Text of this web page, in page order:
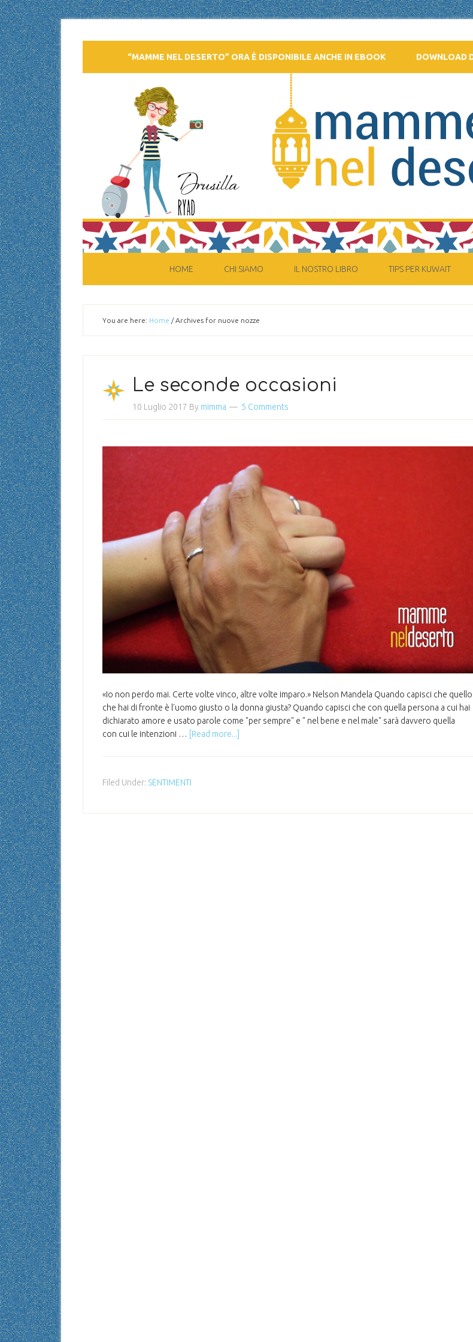
“MAMME NEL DESERTO” ORA È DISPONIBILE ANCHE IN EBOOK DOWNLOAD
HOME CHI SIAMO IL NOSTRO LIBRO TIPS PER KUWAIT
You are here: Home /Archives for nuove nozze
Le seconde occasioni
10 Luglio 2017 By mimma 5 Comments
«Io non perdo mai. Certe volte vinco, altre volte imparo.» Nelson Mandela Quando capisci che quello
che hai di fronte è l'uomo giusto o la donna giusta? Quando capisci che con quella persona a cui hai
dichiarato amore e usato parole come "per sempre" e " nel bene e nel male" sarà davvero quella
con cui le intenzioni … [Read more...]
Filed Under: SENTIMENTI